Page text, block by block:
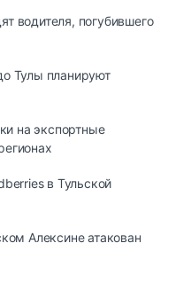
водителя, погубившего
Тулы планируют
на экспортные
в Тульской
Алексине атакован